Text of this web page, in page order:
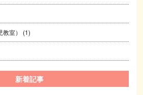
室） (1)
新着記事